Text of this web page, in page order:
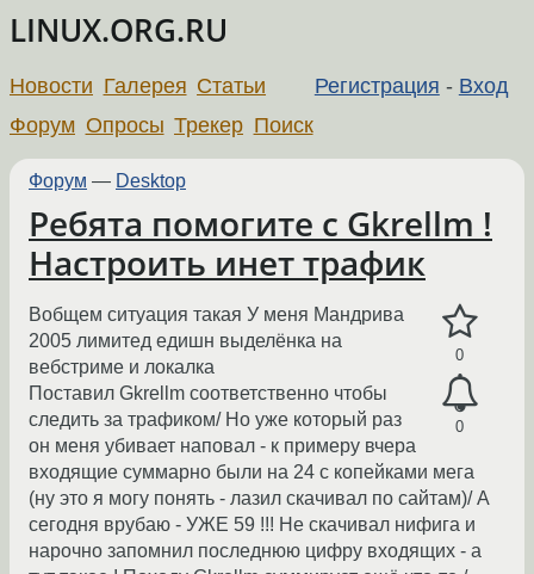
LINUX.ORG.RU
Регистрация - Вход
Новости Галерея Статьи
Форум Опросы Трекер Поиск
Форум — Desktop
Ребята помогите с Gkrellm !
Настроить инет трафик
0
0
Вобщем ситуация такая У меня Мандрива
2005 лимитед едишн выделёнка на
вебстриме и локалка
Поставил Gkrellm соответственно чтобы
следить за трафиком/ Но уже который раз
он меня убивает наповал - к примеру вчера
входящие суммарно были на 24 с копейками мега
(ну это я могу понять - лазил скачивал по сайтам)/ А
сегодня врубаю - УЖЕ 59 !!! Не скачивал нифига и
нарочно запомнил последнюю цифру входящих - а